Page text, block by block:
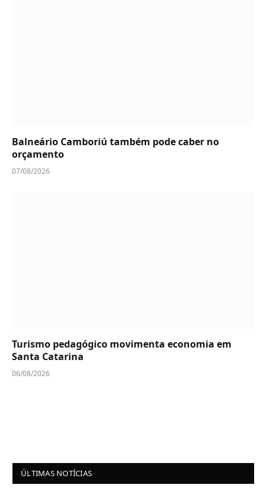
Balneário Camboriú também pode caber no
orçamento
07/08/2026
Turismo pedagógico movimenta economia em
Santa Catarina
06/08/2026
ÚLTIMAS NOTÍCIAS